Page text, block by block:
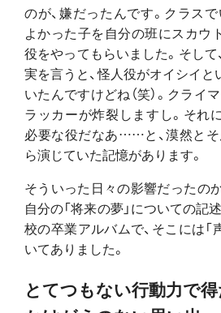
のが、嫌だったんです。クラス
よかった子を自分の班にスカウ
役をやってもらいました。そし
実を言うと、怪人役がオイシイと
いたんですけどね（笑）。クライ
ラッカーが炸裂しますし。それ
必要な役だなあ……と、漠然と
ら演じていた記憶があります。
そういった日々の影響だったの
自分の「将来の夢」についての記
校の卒業アルバムで、そこには「
いてありました。
とてつもない行動力で得